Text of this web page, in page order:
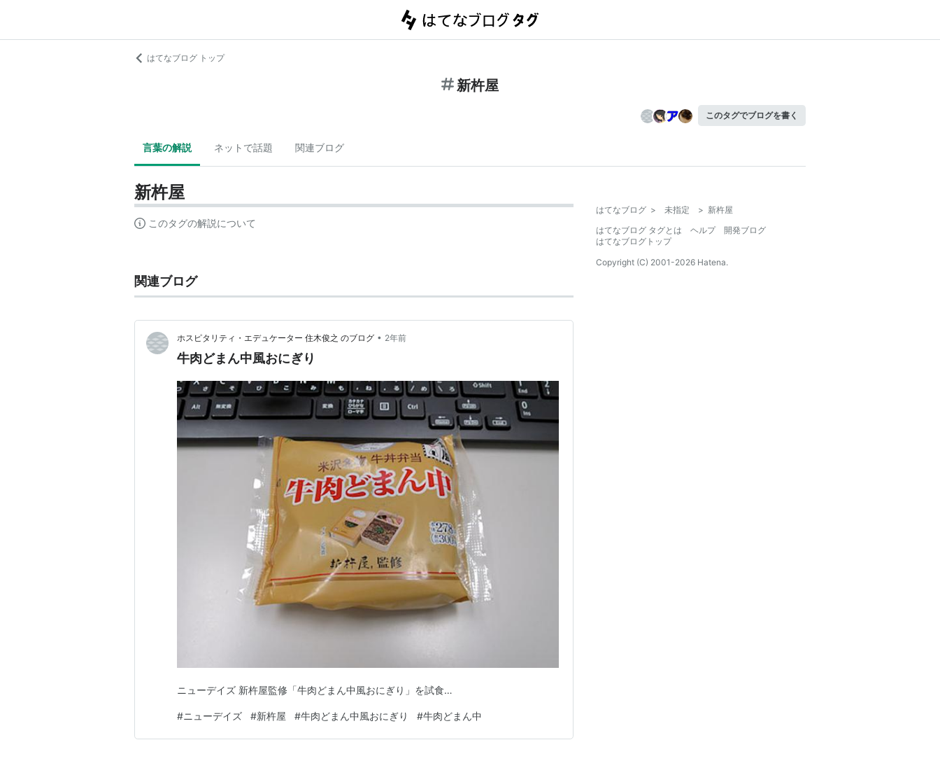
はてなブログ トップ
新杵屋
このタグでブログを書く
言葉の解説 ネットで話題 関連ブログ
新杵屋
このタグの解説について
関連ブログ
ホスピタリティ・エデュケーター 住木俊之 のブログ • 2年前
牛肉どまん中風おにぎり
ニューデイズ 新杵屋監修「牛肉どまん中風おにぎり」を試食…
#ニューデイズ #新杵屋 #牛肉どまん中風おにぎり #牛肉どまん中
はてなブログ > 未指定 > 新杵屋
はてなブログ タグとは
ヘルプ
開発ブログ
はてなブログトップ
Copyright (C) 2001-2026 Hatena.